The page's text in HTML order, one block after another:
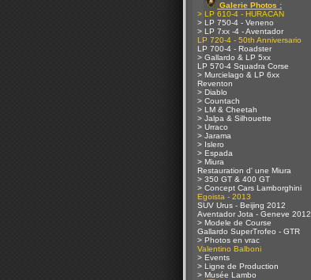
Galerie Photos :
> LP 610-4 - HURACAN
> LP 750-4 - Veneno
> LP 7xx -4 - Aventador
LP 720-4 - 50th Anniversario
LP 700-4 - Roadster
> Gallardo & LP 5xx
LP 570-4 Squadra Corse
> Murcielago & LP 6xx
Reventon
> Diablo
> Countach
> LM & Cheetah
> Jalpa & Silhouette
> Urraco
> Jarama
> Islero
> Espada
> Miura
Restauration d' une Miura
> 350 GT & 400 GT
> Concept Cars Lamborghini
Egoista - 2013
SUV Urus - Beijing 2012
Aventador Jota - Geneve 2012
> Modele de Course
Gallardo SuperTrofeo - GTR
> Photos en vrac
Valentino Balboni
> Events
> Ligne de Production
> Musée Lambo